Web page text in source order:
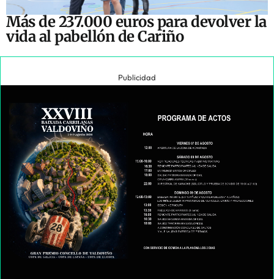
Más de 237.000 euros para devolver la
vida al pabellón de Cariño
Publicidad